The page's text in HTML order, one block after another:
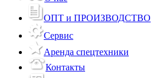
ОПТ и ПРОИЗВОДСТВО
Сервис
Аренда спецтехники
Контакты